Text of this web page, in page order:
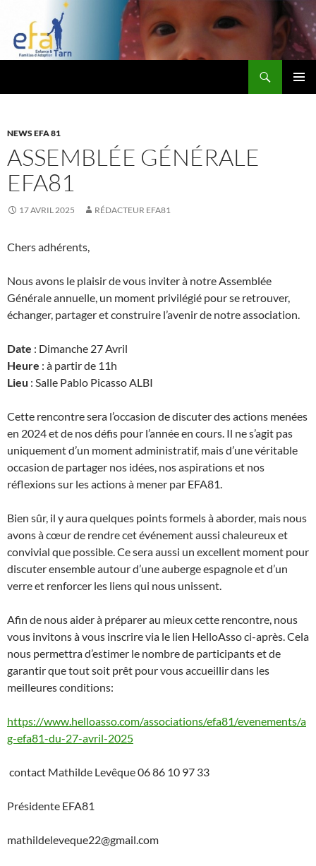
contenu
NEWS EFA 81
ASSEMBLÉE GÉNÉRALE
EFA81
17 AVRIL 2025 RÉDACTEUR EFA81
Chers adhérents,
Nous avons le plaisir de vous inviter à notre Assemblée
Générale annuelle, un moment privilégié pour se retrouver,
échanger, partager et construire l’avenir de notre association.
Date : Dimanche 27 Avril
Heure : à partir de 11h
Lieu : Salle Pablo Picasso ALBI
Cette rencontre sera l’occasion de discuter des actions menées
en 2024 et de nos défis pour l’année en cours. Il ne s’agit pas
uniquement d’un moment administratif, mais d’une véritable
occasion de partager nos idées, nos aspirations et nos
réflexions sur les actions à mener par EFA81.
Bien sûr, il y aura quelques points formels à aborder, mais nous
avons à cœur de rendre cet événement aussi chaleureux et
convivial que possible. Ce sera aussi un excellent moment pour
discuter ensemble autour d’une auberge espagnole et d’un
verre et renforcer les liens qui nous unissent.
Afin de nous aider à préparer au mieux cette rencontre, nous
vous invitons à vous inscrire via le lien HelloAsso ci-après. Cela
nous permettra d’estimer le nombre de participants et de
garantir que tout soit prêt pour vous accueillir dans les
meilleures conditions:
https://www.helloasso.com/associations/efa81/evenements/a
g-efa81-du-27-avril-2025
contact Mathilde Levêque 06 86 10 97 33
Présidente EFA81
mathildeleveque22@gmail.com